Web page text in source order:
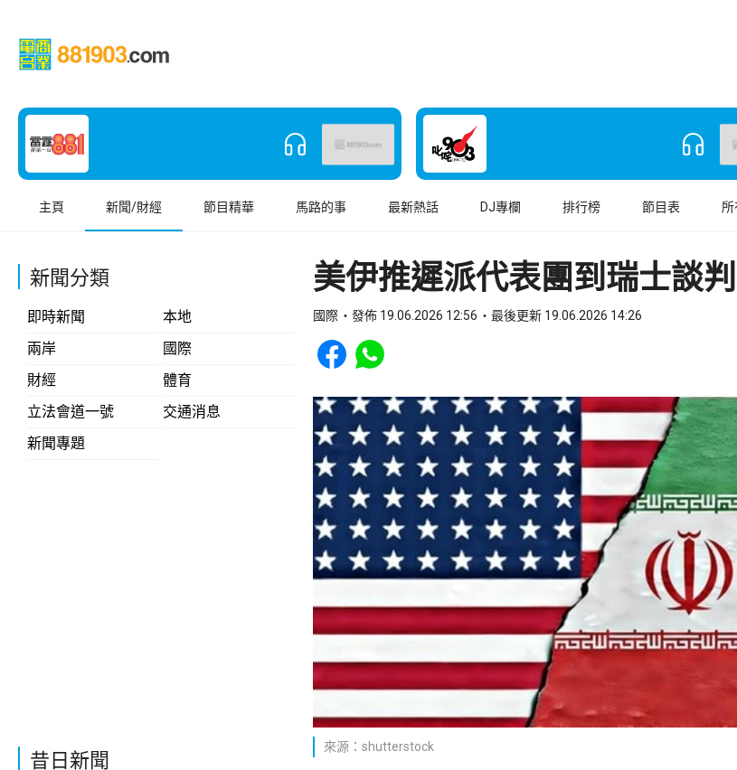
主頁 新聞/財經 節目精華 馬路的事 最新熱話 DJ專欄 排行榜 節目表 所
新聞分類
即時新聞
本地
兩岸
國際
財經
體育
立法會道一號
交通消息
新聞專題
昔日新聞
美伊推遲派代表團到瑞士談判
國際 發佈 19.06.2026 12:56 最後更新 19.06.2026 14:26
Share to Facebook
Share to WhatsApp
來源：shutterstock